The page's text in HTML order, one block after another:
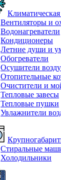
Вентиляторы и
Водонагреватели
Кондиционеры
Летние души и
Обогреватели
Осушители
Отопительные
Очистители и
Тепловые завесы
Тепловые пушки
Увлажнители
Стиральные
Холодильники